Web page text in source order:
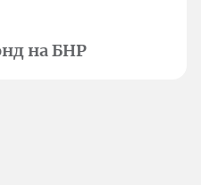
на БНР